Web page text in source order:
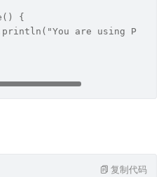
{
are using
复制代码